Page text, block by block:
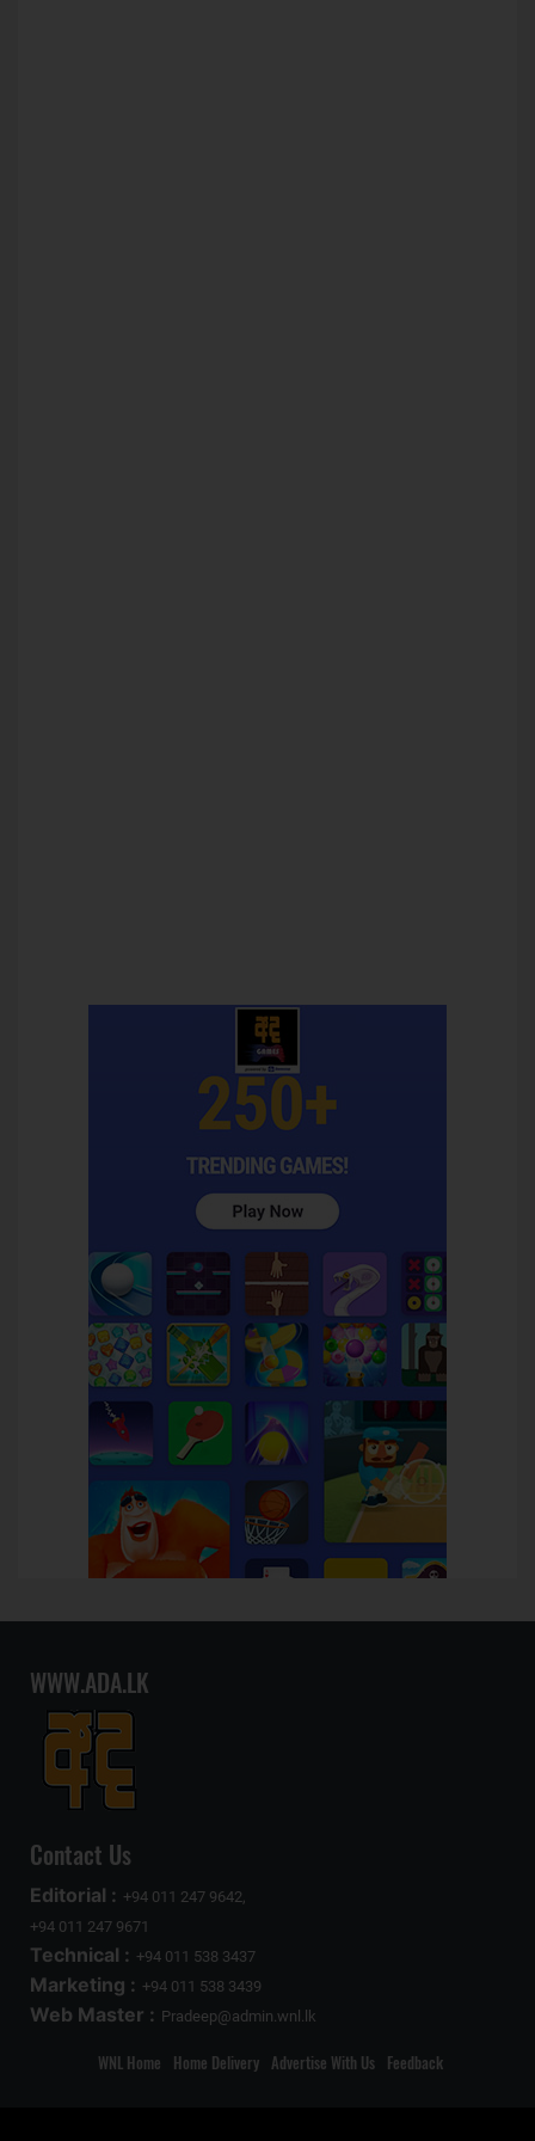
WWW.ADA.LK
Contact Us
Editorial : +94 011 247 9642,
+94 011 247 9671
Technical : +94 011 538 3437
Marketing : +94 011 538 3439
Web Master : Pradeep@admin.wnl.lk
WNL Home Home Delivery Advertise With Us Feedback